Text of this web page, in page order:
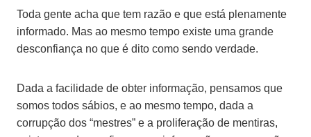
Toda gente acha que tem razão e que está plenamente
informado. Mas ao mesmo tempo existe uma grande
desconfiança no que é dito como sendo verdade.
Dada a facilidade de obter informação, pensamos que
somos todos sábios, e ao mesmo tempo, dada a
corrupção dos “mestres” e a proliferação de mentiras,